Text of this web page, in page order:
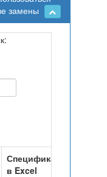
замены
Спецификация
в Excel